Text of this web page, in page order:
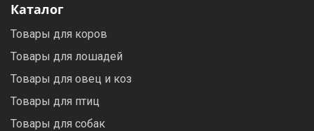
Каталог
Товары для коров
Товары для лошадей
Товары для овец и коз
Товары для птиц
Товары для собак